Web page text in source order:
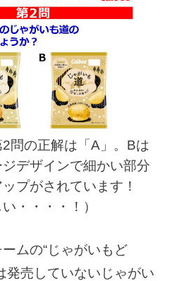
2問の正解は「A」。Bは
デザインで細かい部分
プがされています！
・・・・！）
ムの“じゃがいもど
発売していないじゃがい